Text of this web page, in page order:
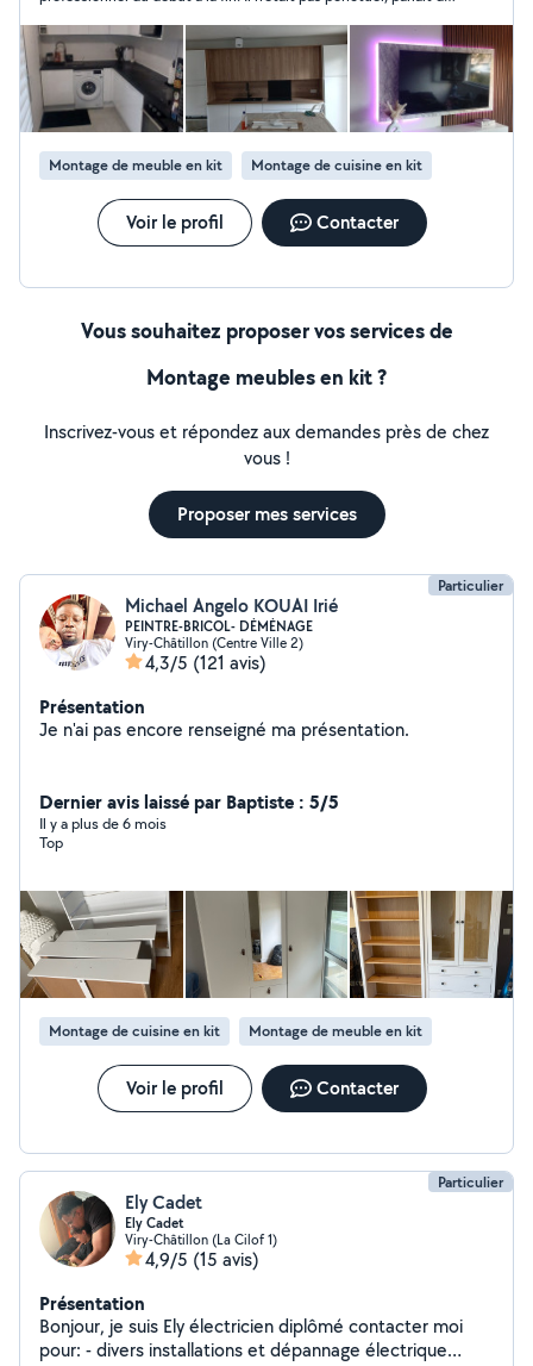
Pose parquet Pose de Lustre et ou changement
d'ampoule Montage,démontage de meubles et literie
Pose tringle rideau ect... PLOMB'ERIE ; Changement
mitigeur evier et lavabo Débouchage canalisation
Changement siphon Soudure cuivre et modification
Changement pvc ou joint d'étanchéité ect.. Je suis poli
toujours souriant ,agreable, ponctuel, sociable ,travaille
en toute sécurité minutieux, travail proprement et
soigneusement. (PS:désolé pour les FOTES
d'orthographe car même dans "fotes" y'a une faute.
CHACUN SON DOMAINE. Ps:Pour les demandes
répondre aux messages Merci. Pour chaque devis
intervention pour aller chez d’autres clientes avant de revenir.
Les horaires et les engagements n’ont pas été respectés.
Cette expérience a été très décevante et je ne referai pas
appel à ses services.
Montage de meuble en kit Montage de cuisine en kit
Voir le profil Contacter
Vous souhaitez proposer vos services de
Montage meubles en kit ?
Inscrivez-vous et répondez aux demandes près de chez
vous !
Proposer mes services
Particulier
Michael Angelo KOUAI Irié
PEINTRE-BRICOL- DÉMÉNAGE
Viry-Châtillon (Centre Ville 2)
4,3/5 (121 avis)
Présentation
Je n'ai pas encore renseigné ma présentation.
Dernier avis laissé par Baptiste : 5/5
Il y a plus de 6 mois
Top
Montage de cuisine en kit Montage de meuble en kit
Voir le profil Contacter
Particulier
Ely Cadet
Ely Cadet
Viry-Châtillon (La Cilof 1)
4,9/5 (15 avis)
Présentation
Bonjour, je suis Ely électricien diplômé contacter moi
pour: - divers installations et dépannage électrique